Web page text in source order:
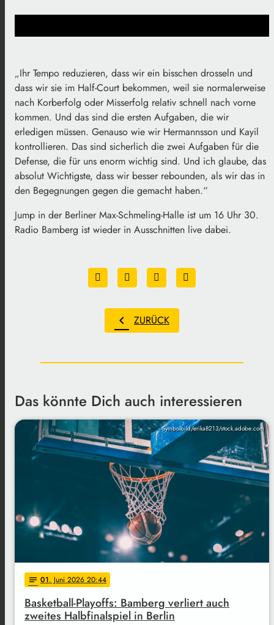
„Ihr Tempo reduzieren, dass wir ein bisschen drosseln und
dass wir sie im Half-Court bekommen, weil sie normalerweise
nach Korberfolg oder Misserfolg relativ schnell nach vorne
kommen. Und das sind die ersten Aufgaben, die wir
erledigen müssen. Genauso wie wir Hermannsson und Kayil
kontrollieren. Das sind sicherlich die zwei Aufgaben für die
Defense, die für uns enorm wichtig sind. Und ich glaube, das
absolut Wichtigste, dass wir besser rebounden, als wir das in
den Begegnungen gegen die gemacht haben.“
Jump in der Berliner Max-Schmeling-Halle ist um 16 Uhr 30.
Radio Bamberg ist wieder in Ausschnitten live dabei.
chevron_left ZURÜCK
Das könnte Dich auch interessieren
Symbolbild/erika8213/stock.adobe.com
notes 01. Juni 2026 20:44
Basketball-Playoffs: Bamberg verliert auch
zweites Halbfinalspiel in Berlin